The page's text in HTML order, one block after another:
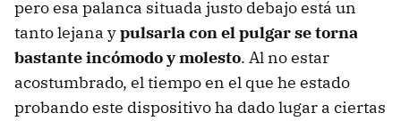
pero esa palanca situada justo debajo está un
tanto lejana ypulsarla con el pulgar se torna
bastante incómodo y molesto. Al no estar
acostumbrado, el tiempo en el que he estado
probando este dispositivo ha dado lugar a ciertas